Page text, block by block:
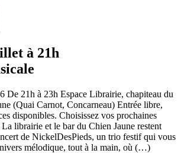
à 21h
De 21h à 23h Espace Librairie, chapiteau du
(Quai Carnot, Concarneau) Entrée libre,
disponibles. Choisissez vos prochaines
librairie et le bar du Chien Jaune restent
de NickelDesPieds, un trio festif qui vous
mélodique, tout à la main, où (…)